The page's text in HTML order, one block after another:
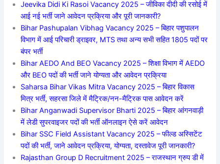
Jeevika Didi Ki Rasoi Vacancy 2025 – जीविका दीदी की रसोई में
आई नई भर्ती जाने आवेदन प्रक्रिया और पूरी जानकारी?
Bihar Pashupalan Vibhag Vacancy 2025 – बिहार पशुपालन
विभाग में आई परिचारी ड्राइवर, MTS तथा अन्य सभी सहित 1805 पदों पर
बंपर भर्ती
Bihar AEDO And BEO Vacancy 2025 – शिक्षा विभाग में AEDO
और BEO पदों की भर्ती जाने योग्यता और आवेदन प्रक्रिया
Saharsa Bihar Vikas Mitra Vacancy 2025 – बिहार विकास
मित्र भर्ती, सहरसा जिले में मैट्रिक/नन-मैट्रिक पास आवेदन करें
Bihar Anganwadi Supervisor Bharti 2025 – बिहार आंगनवाड़ी
में लेडी सुपरवाइजर पदों की भर्ती ऑनलाइन ऐसे करें आवेदन
Bihar SSC Field Assistant Vacancy 2025 – फील्ड अस्सिटेंट
पदों की भर्ती, जाने आवेदन प्रक्रिया, योग्यता, दस्तावेज पूरी जानकारी?
Rajasthan Group D Recruitment 2025 – राजस्थान ग्रुप डी में